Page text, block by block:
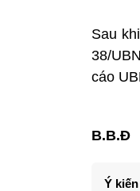
Sau
38/
cáo
B.B.Đ
Ý